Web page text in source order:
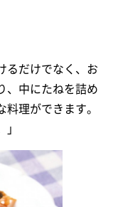
るだけでなく、お
、中にたねを詰め
理ができます。